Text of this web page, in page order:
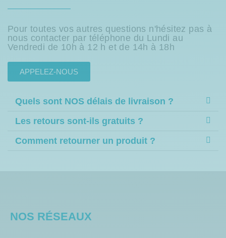
Pour toutes vos autres questions n'hésitez pas à
nous contacter par téléphone du Lundi au
Vendredi de 10h à 12 h et de 14h à 18h
APPELEZ-NOUS
Quels sont NOS délais de livraison ?
Les retours sont-ils gratuits ?
Comment retourner un produit ?
NOS RÉSEAUX